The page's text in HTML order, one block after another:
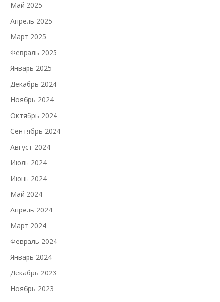
Май 2025
Апрель 2025
Март 2025
Февраль 2025
Январь 2025
Декабрь 2024
Ноябрь 2024
Октябрь 2024
Сентябрь 2024
Август 2024
Июль 2024
Июнь 2024
Май 2024
Апрель 2024
Март 2024
Февраль 2024
Январь 2024
Декабрь 2023
Ноябрь 2023